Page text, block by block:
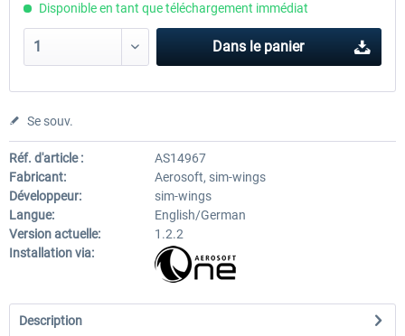
Disponible en tant que téléchargement immédiat
Dans le panier
Se souv.
Réf. d'article :
AS14967
Fabricant:
Aerosoft, sim-wings
Développeur:
sim-wings
Langue:
English/German
Version actuelle:
1.2.2
Installation via:
Description